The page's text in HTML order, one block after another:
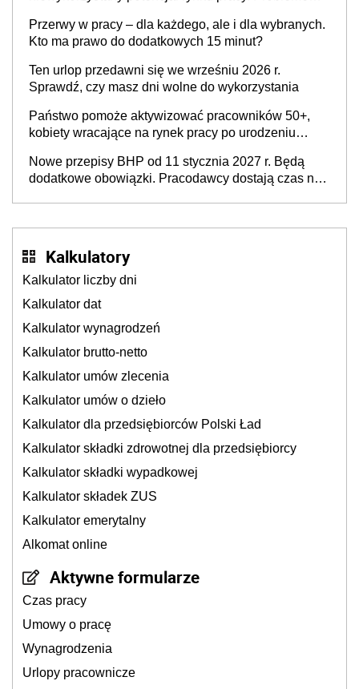
refundacji, ale bariery po stronie systemu i
świadomości pracodawców [WYWIAD]
Przerwy w pracy – dla każdego, ale i dla wybranych.
Kto ma prawo do dodatkowych 15 minut?
Ten urlop przedawni się we wrześniu 2026 r.
Sprawdź, czy masz dni wolne do wykorzystania
Państwo pomoże aktywizować pracowników 50+,
kobiety wracające na rynek pracy po urodzeniu
neuroatypowe. Powstanie Fundusz na rzecz
Inkluzywności w Zatrudnianiu?
Nowe przepisy BHP od 11 stycznia 2027 r. Będą
dodatkowe obowiązki. Pracodawcy dostają czas na
Kalkulatory
Kalkulator liczby dni
Kalkulator dat
Kalkulator wynagrodzeń
Kalkulator brutto-netto
Kalkulator umów zlecenia
Kalkulator umów o dzieło
Kalkulator dla przedsiębiorców Polski Ład
Kalkulator składki zdrowotnej dla przedsiębiorcy
Kalkulator składki wypadkowej
Kalkulator składek ZUS
Kalkulator emerytalny
Alkomat online
Aktywne formularze
Czas pracy
Umowy o pracę
Wynagrodzenia
Urlopy pracownicze